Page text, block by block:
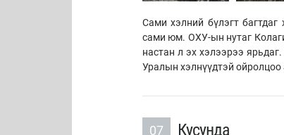
Сами хэлний бүлэгт
сами юм. ОХУ-ын нутаг
настан л эх хэлээрээ
Уралын хэлнүүдтэй ойролцоо
07 Кусунда